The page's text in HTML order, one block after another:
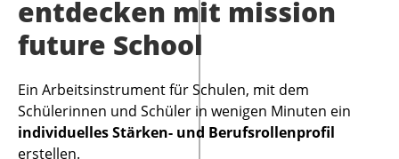
entdecken mit mission
future School
Ein Arbeitsinstrument für Schulen, mit dem
Schülerinnen und Schüler in wenigen Minuten ein
individuelles Stärken- und Berufsrollenprofil
erstellen.